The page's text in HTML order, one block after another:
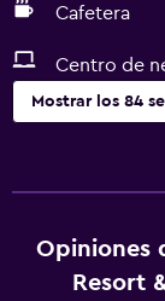
Cafetera
Centro de
Mostrar los 84
Salas de
Centro de
Renta de autos
Opiniones
Resort